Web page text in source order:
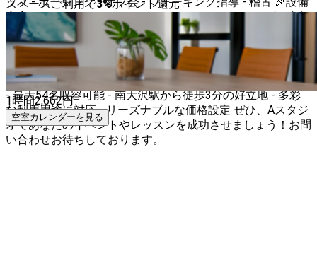
充実🎉 Aスタジオは、イベントやレッスンをスムーズに進行
するための設備が整っています。詳細はお問い合わせくださ
い。 💰リーズナブルな価格💰 1時間あたり2662円でご利用
いただけます。広さと設備を考慮すると、とてもお得な価格
です！ 🌟Aスタジオの魅力🌟 - 広々とした181㎡のスペース
- 最大54名収容可能 - 南大沢駅から徒歩3分の好立地 - 多彩
な利用用途に対応 - リーズナブルな価格設定 ぜひ、Aスタジ
オであなたのイベントやレッスンを成功させましょう！お問
い合わせお待ちしております。
スペースご利用で3%ポイント還元
1時間2,662円
空室カレンダーを見る